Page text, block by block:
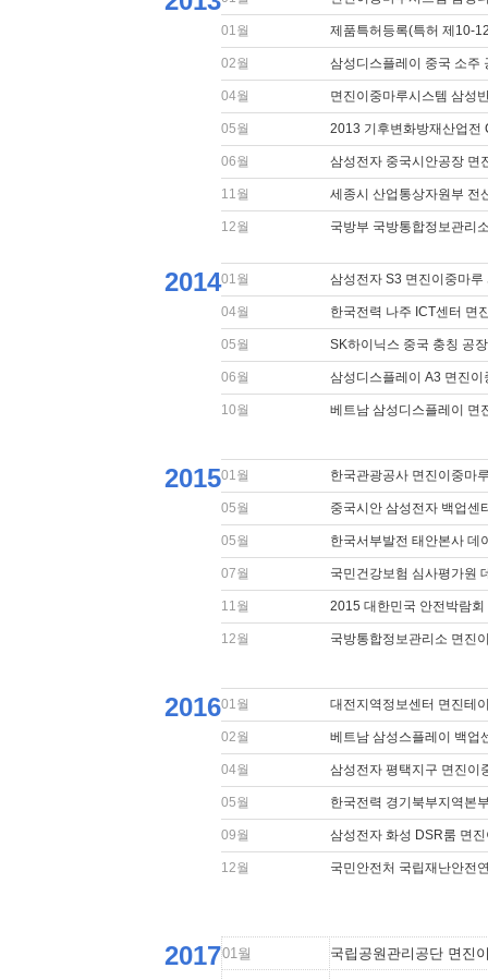
01월 제품특허등록(특허 제10-
02월 삼성디스플레이 중국 소주
04월 면진이중마루시스템 삼성
05월 2013 기후변화방재산업전
06월 삼성전자 중국시안공장 면
11월 세종시 산업통상자원부 전
12월 국방부 국방통합정보관리
201401월 삼성전자 S3 면진이중마루
04월 한국전력 나주 ICT센터 면
05월 SK하이닉스 중국 충칭 공
06월 삼성디스플레이 A3 면진
10월 베트남 삼성디스플레이 면
201501월 한국관광공사 면진이중마
05월 중국시안 삼성전자 백업센
05월 한국서부발전 태안본사 데
07월 국민건강보험 심사평가원
11월 2015 대한민국 안전박람회
12월 국방통합정보관리소 면진
201601월 대전지역정보센터 면진테
02월 베트남 삼성스플레이 백업
04월 삼성전자 평택지구 면진이
05월 한국전력 경기북부지역본
09월 삼성전자 화성 DSR룸 면
12월 국민안전처 국립재난안전
201701월
국립공원관리공단 면진